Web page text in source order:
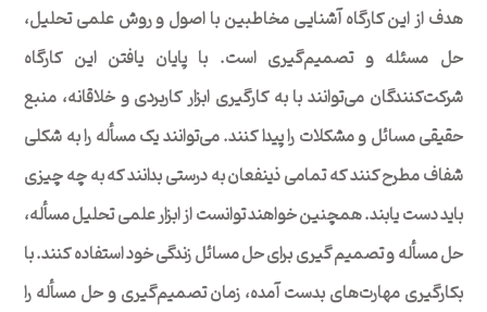
هدف از این کارگاه آشنایی مخاطبین با اصول و روش علمی تحلیل،‌
حل مسئله و تصمیم‌گیری است. با پایان یافتن این کارگاه
شرکت‌کنندگان می‌توانند با به کارگیری ابزار کاربردی و خلاقانه، منبع
حقیقی مسائل و مشکلات را پیدا کنند. می‌توانند یک مسأله را به شکلی
شفاف مطرح کنند که تمامی ذینفعان به درستی بدانند که به چه چیزی
باید دست یابند. همچنین خواهند توانست از ابزار علمی تحلیل مسأله،‌
حل مسأله و تصمیم گیری برای حل مسائل زندگی خود استفاده کنند. با
بکارگیری مهارت‌های بدست آمده، زمان تصمیم‌گیری و حل مسأله را